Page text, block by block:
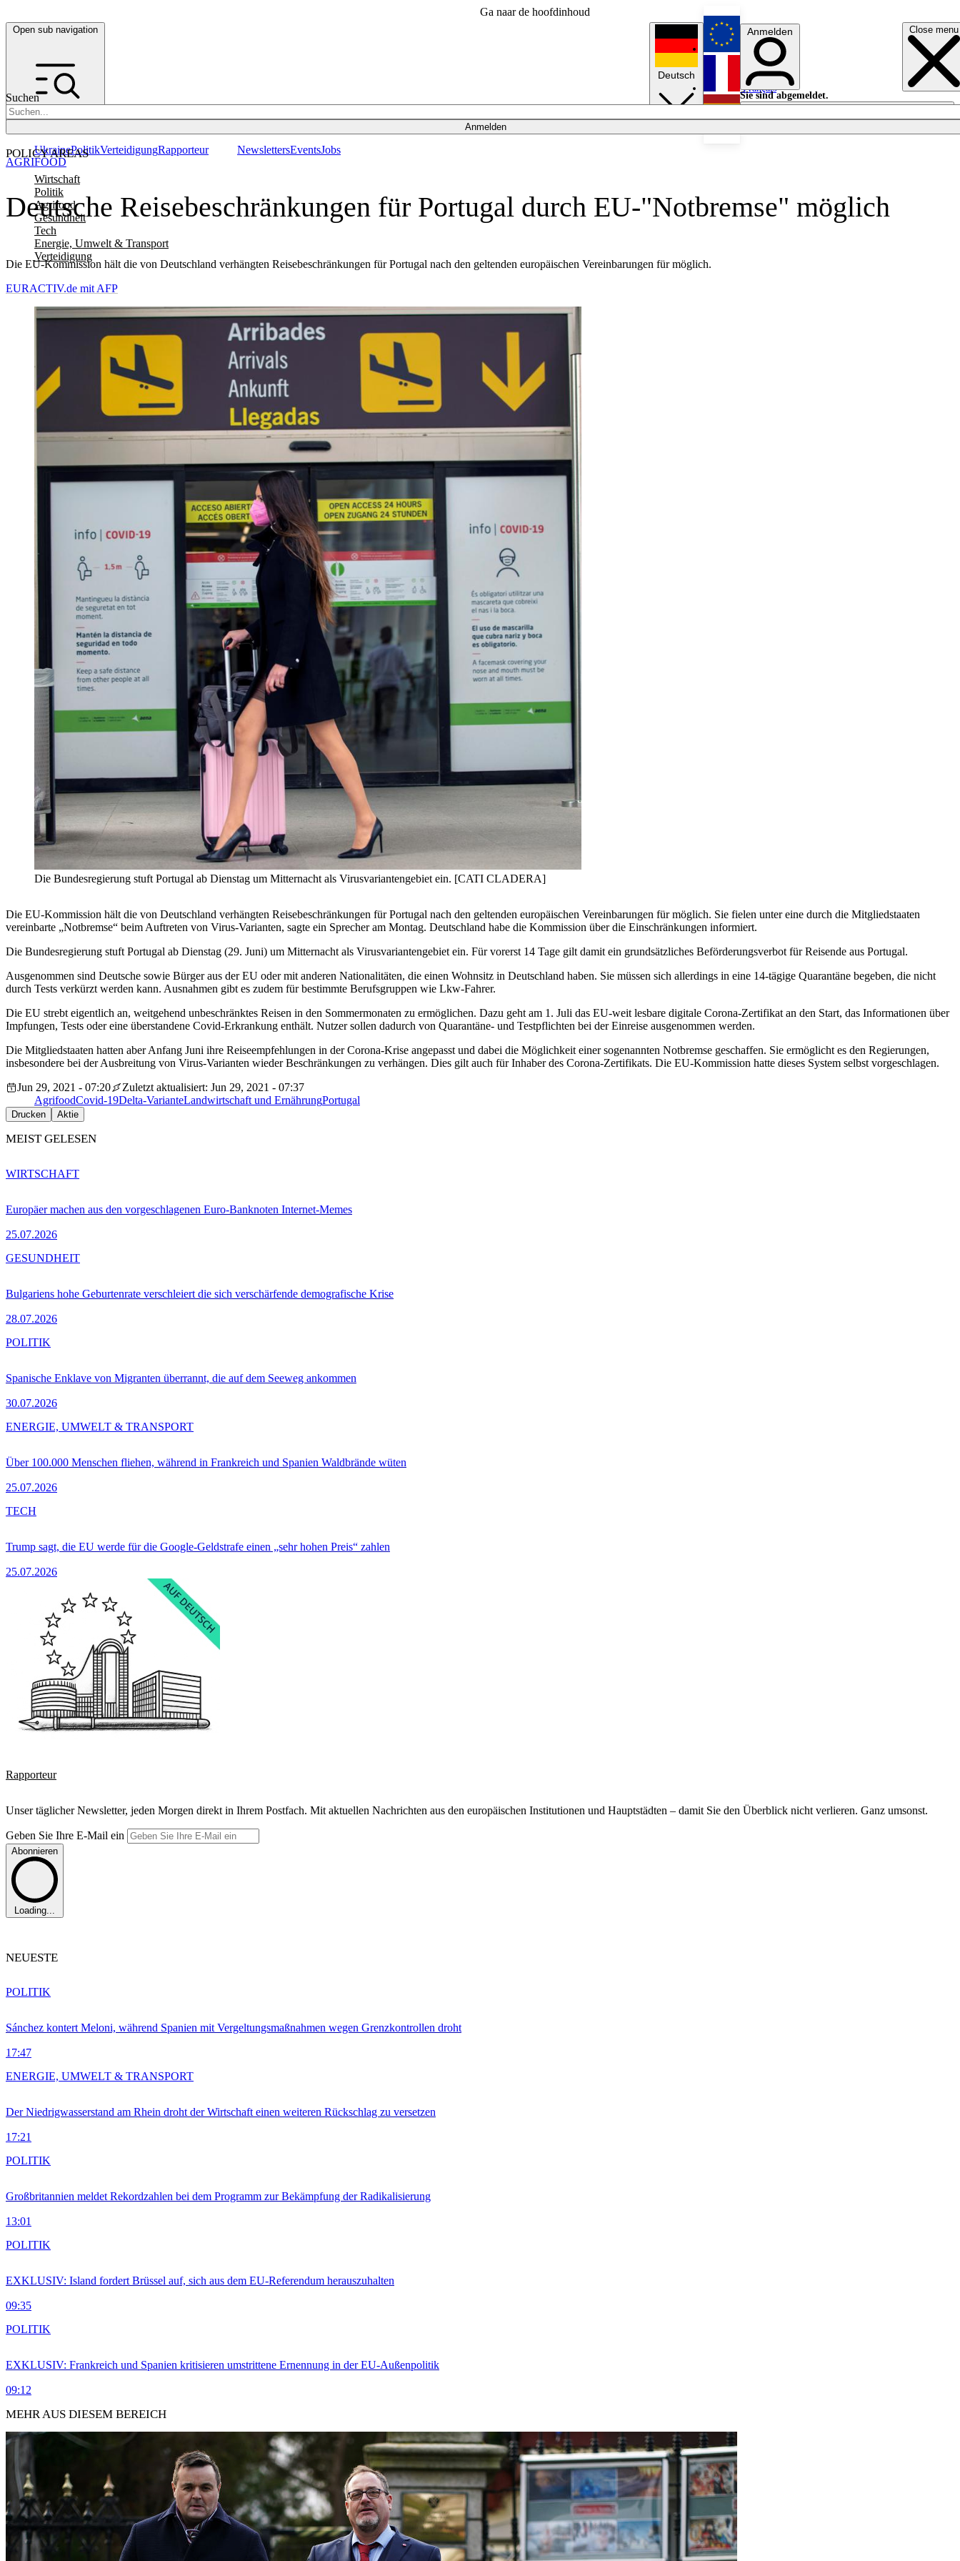
Ga naar de hoofdinhoud
Open sub navigation Close menu
Suchen
Anmelden
POLICY AREAS
Wirtschaft
Politik
Agrifood
Gesundheit
Tech
Energie, Umwelt & Transport
Verteidigung
UkrainePolitikVerteidigungRapporteur NewslettersEventsJobs
Deutsch
English
Français
Anmelden
Sie sind abgemeldet.
Anmelden
Licht aus
Deutsche Reisebeschränkungen für Portugal durch EU-"Notbremse" möglich
Die EU-Kommission hält die von Deutschland verhängten Reisebeschränkungen für Portugal nach den geltenden europäischen Vereinbarungen für möglich.
AGRIFOOD
EURACTIV.de mit AFP
Die Bundesregierung stuft Portugal ab Dienstag um Mitternacht als Virusvariantengebiet ein. [CATI CLADERA]
Die EU-Kommission hält die von Deutschland verhängten Reisebeschränkungen für Portugal nach den geltenden europäischen Vereinbarungen für möglich. Sie fielen unter eine durch die Mitgliedstaaten
vereinbarte „Notbremse“ beim Auftreten von Virus-Varianten, sagte ein Sprecher am Montag. Deutschland habe die Kommission über die Einschränkungen informiert.
Die Bundesregierung stuft Portugal ab Dienstag (29. Juni) um Mitternacht als Virusvariantengebiet ein. Für vorerst 14 Tage gilt damit ein grundsätzliches Beförderungsverbot für Reisende aus Portugal.
Ausgenommen sind Deutsche sowie Bürger aus der EU oder mit anderen Nationalitäten, die einen Wohnsitz in Deutschland haben. Sie müssen sich allerdings in eine 14-tägige Quarantäne begeben, die nicht
durch Tests verkürzt werden kann. Ausnahmen gibt es zudem für bestimmte Berufsgruppen wie Lkw-Fahrer.
Die EU strebt eigentlich an, weitgehend unbeschränktes Reisen in den Sommermonaten zu ermöglichen. Dazu geht am 1. Juli das EU-weit lesbare digitale Corona-Zertifikat an den Start, das Informationen über
Impfungen, Tests oder eine überstandene Covid-Erkrankung enthält. Nutzer sollen dadurch von Quarantäne- und Testpflichten bei der Einreise ausgenommen werden.
Die Mitgliedstaaten hatten aber Anfang Juni ihre Reiseempfehlungen in der Corona-Krise angepasst und dabei die Möglichkeit einer sogenannten Notbremse geschaffen. Sie ermöglicht es den Regierungen,
insbesondere bei der Ausbreitung von Virus-Varianten wieder Beschränkungen zu verhängen. Dies gilt auch für Inhaber des Corona-Zertifikats. Die EU-Kommission hatte dieses System selbst vorgeschlagen.
Jun 29, 2021 - 07:20
Zuletzt aktualisiert: Jun 29, 2021 - 07:37
AgrifoodCovid-19Delta-VarianteLandwirtschaft und ErnährungPortugal
Drucken Aktie
MEIST GELESEN
Europäer machen aus den vorgeschlagenen Euro-Banknoten Internet-Memes
25.07.2026
WIRTSCHAFT
Bulgariens hohe Geburtenrate verschleiert die sich verschärfende demografische Krise
28.07.2026
GESUNDHEIT
Spanische Enklave von Migranten überrannt, die auf dem Seeweg ankommen
30.07.2026
POLITIK
Über 100.000 Menschen fliehen, während in Frankreich und Spanien Waldbrände wüten
25.07.2026
ENERGIE, UMWELT & TRANSPORT
Trump sagt, die EU werde für die Google-Geldstrafe einen „sehr hohen Preis“ zahlen
25.07.2026
TECH
Rapporteur
Unser täglicher Newsletter, jeden Morgen direkt in Ihrem Postfach. Mit aktuellen Nachrichten aus den europäischen Institutionen und Hauptstädten – damit Sie den Überblick nicht verlieren. Ganz umsonst.
Geben Sie Ihre E-Mail ein
Abonnieren
Loading...
NEUESTE
Sánchez kontert Meloni, während Spanien mit Vergeltungsmaßnahmen wegen Grenzkontrollen droht
17:47
POLITIK
Der Niedrigwasserstand am Rhein droht der Wirtschaft einen weiteren Rückschlag zu versetzen
17:21
ENERGIE, UMWELT & TRANSPORT
Großbritannien meldet Rekordzahlen bei dem Programm zur Bekämpfung der Radikalisierung
13:01
POLITIK
EXKLUSIV: Island fordert Brüssel auf, sich aus dem EU-Referendum herauszuhalten
09:35
POLITIK
EXKLUSIV: Frankreich und Spanien kritisieren umstrittene Ernennung in der EU-Außenpolitik
09:12
POLITIK
MEHR AUS DIESEM BEREICH